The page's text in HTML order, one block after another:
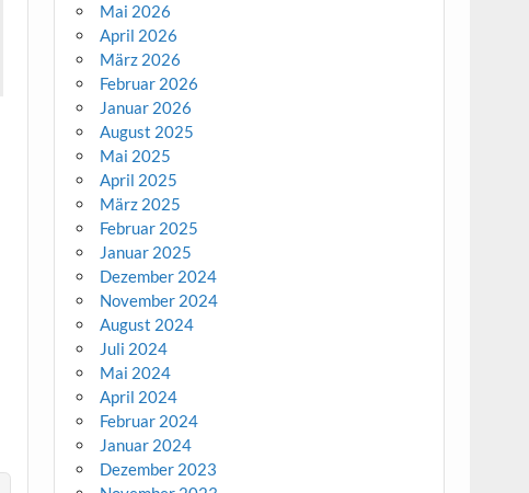
Mai 2026
April 2026
März 2026
Februar 2026
Januar 2026
August 2025
Mai 2025
April 2025
März 2025
Februar 2025
Januar 2025
Dezember 2024
November 2024
August 2024
Juli 2024
Mai 2024
April 2024
Februar 2024
Januar 2024
Dezember 2023